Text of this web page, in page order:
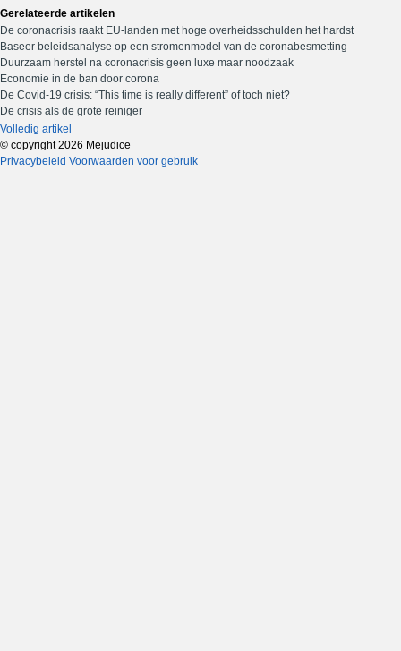
Gerelateerde artikelen
De coronacrisis raakt EU-landen met hoge overheidsschulden het hardst
Baseer beleidsanalyse op een stromenmodel van de coronabesmetting
Duurzaam herstel na coronacrisis geen luxe maar noodzaak
Economie in de ban door corona
De Covid-19 crisis: “This time is really different” of toch niet?
De crisis als de grote reiniger
Volledig artikel
© copyright 2026 Mejudice
Privacybeleid Voorwaarden voor gebruik